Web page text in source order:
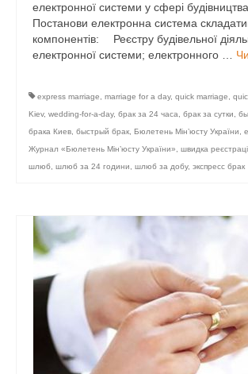
електронної системи у сфері
Постанови електронна система
компонентів: ⠀ Реєстру будівельної
електронної системи; електронного …
express marriage marriage for a day, quick marriage
Kiev, wedding-for-a-day, брак за 24 часа брак за сутки
брака Киев быстрый брак Бюлетень Мін’юсту України
Журнал «Бюлетень Мін’юсту України»
швидка
шлюб шлюб за 24 години шлюб за добу, экспресс брак